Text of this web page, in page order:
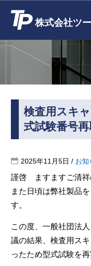
株式会社ツ
検査用スキ
式試験番号
2025年11月5日 / お知
謹啓 ますますご清祥
また日頃は弊社製品
す。
この度、一般社団法
議の結果、検査用ス
ったため型式試験を